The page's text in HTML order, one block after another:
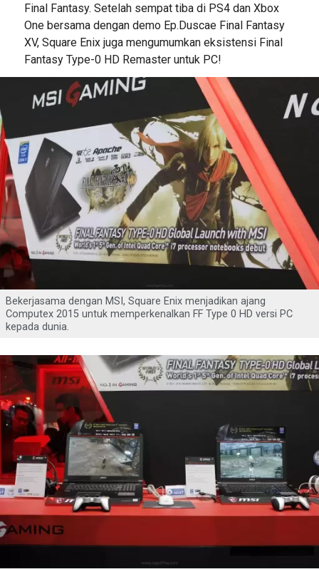
Final Fantasy. Setelah sempat tiba di PS4 dan Xbox
One bersama dengan demo Ep.Duscae Final Fantasy
XV, Square Enix juga mengumumkan eksistensi Final
Fantasy Type-0 HD Remaster untuk PC!
Bekerjasama dengan MSI, Square Enix menjadikan ajang
Computex 2015 untuk memperkenalkan FF Type 0 HD versi PC
kepada dunia.